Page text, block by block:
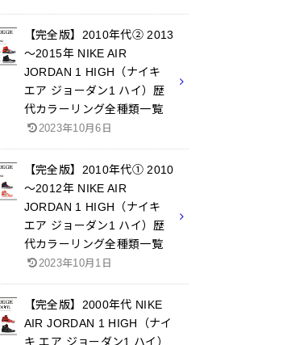
【完全版】2010年代② 2013
～2015年 NIKE AIR
JORDAN 1 HIGH（ナイキ
エア ジョーダン1 ハイ）歴
代カラーリング全種類一覧
2023年10月6日
【完全版】2010年代① 2010
～2012年 NIKE AIR
JORDAN 1 HIGH（ナイキ
エア ジョーダン1 ハイ）歴
代カラーリング全種類一覧
2023年10月1日
【完全版】2000年代 NIKE
AIR JORDAN 1 HIGH（ナイ
キ エア ジョーダン1 ハイ）